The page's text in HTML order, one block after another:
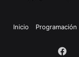
Inicio
Programación